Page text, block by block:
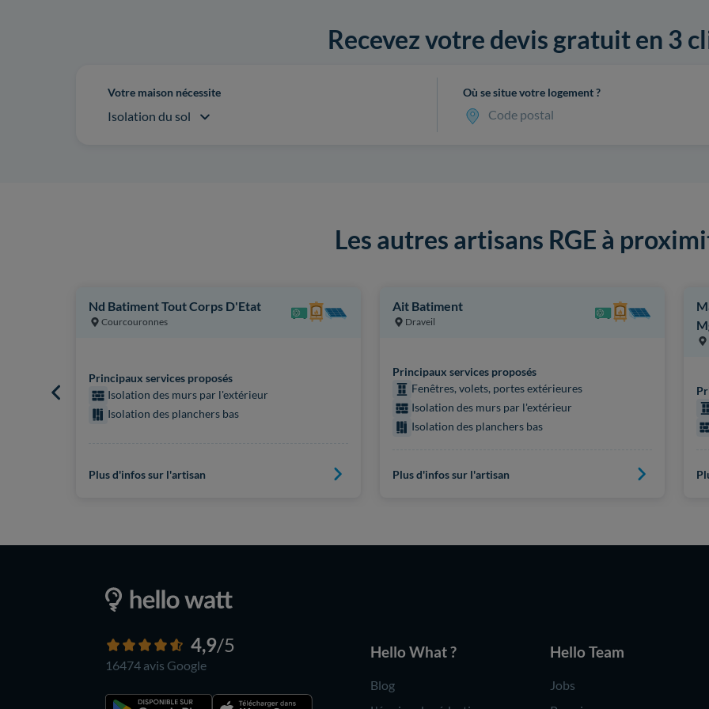
Recevez votre devis gratuit en 3
Votre maison nécessite
Isolation du sol
Où se situe votre logement ?
Code postal
Les autres artisans RGE à
Nd Batiment Tout Corps D'Etat
Courcouronnes
Principaux services proposés
Isolation des murs par l'extérieur
Isolation des planchers bas
Plus d'infos sur l'artisan
Ait Batiment
Draveil
Principaux services proposés
Fenêtres, volets, portes extérieures
Isolation des murs par l'extérieur
Isolation des planchers bas
Plus d'infos sur l'artisan
4,9/5
16474 avis Google
Hello What ?
Blog
Hello Team
Jobs